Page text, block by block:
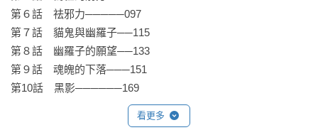
雙馬深受御降家以及獸的邪氣吸引，一度渴望踏足黑暗，卻又
不敢殺人。
可是如今，那個平凡少年已不復存在…
淪為嗜血邪獸的雙馬，再次朝菜花伸爪襲擊──!!
第６話　祛邪力─────097
第７話　貓鬼與幽羅子──115
第８話　幽羅子的願望──133
第９話　魂魄的下落───151
第10話　黑影──────169
看更多